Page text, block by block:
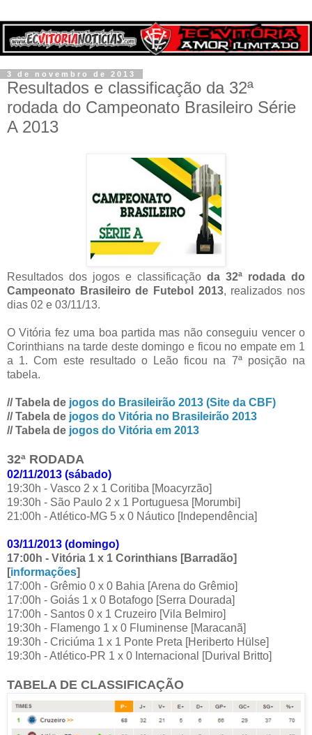
3 de novembro de 2013
Resultados e classificação da 32ª
rodada do Campeonato Brasileiro Série
A 2013
Resultados dos jogos e classificação da 32ª rodada do
Campeonato Brasileiro de Futebol 2013, realizados nos
dias 02 e 03/11/13.
O Vitória fez uma boa partida mas não conseguiu vencer o
Corinthians na tarde deste domingo e ficou no empate em 1
a 1. Com este resultado o Leão ficou na 7ª posição na
tabela.
// Tabela de jogos do Brasileirão 2013 (Site da CBF)
// Tabela de jogos do Vitória no Brasileirão 2013
// Tabela de jogos do Vitória em 2013
32ª RODADA
02/11/2013 (sábado)
19:30h - Vasco 2 x 1 Coritiba [Moacyrzão]
19:30h - São Paulo 2 x 1 Portuguesa [Morumbi]
21:00h - Atlético-MG 5 x 0 Náutico [Independência]
03/11/2013 (domingo)
17:00h - Vitória 1 x 1 Corinthians [Barradão]
[informações]
17:00h - Grêmio 0 x 0 Bahia [Arena do Grêmio]
17:00h - Goiás 1 x 0 Botafogo [Serra Dourada]
17:00h - Santos 0 x 1 Cruzeiro [Vila Belmiro]
19:30h - Flamengo 1 x 0 Fluminense [Maracanã]
19:30h - Criciúma 1 x 1 Ponte Preta [Heriberto Hülse]
19:30h - Atlético-PR 1 x 0 Internacional [Durival Britto]
TABELA DE CLASSIFICAÇÃO